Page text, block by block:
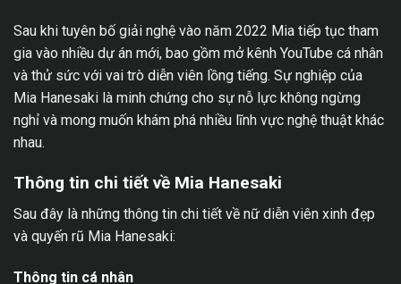
Sau khi tuyên bố giải nghệ vào năm 2022 Mia tiếp tục tham
gia vào nhiều dự án mới, bao gồm mở kênh YouTube cá nhân
và thử sức với vai trò diễn viên lồng tiếng. Sự nghiệp của
Mia Hanesaki là minh chứng cho sự nỗ lực không ngừng
nghỉ và mong muốn khám phá nhiều lĩnh vực nghệ thuật khác
nhau.
Thông tin chi tiết về Mia Hanesaki
Sau đây là những thông tin chi tiết về nữ diễn viên xinh đẹp
và quyến rũ Mia Hanesaki:
Thông tin cá nhân